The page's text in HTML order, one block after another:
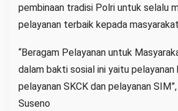
pembinaan tradisi Polri untuk selalu
pelayanan terbaik kepada
“Beragam Pelayanan untuk
dalam bakti sosial ini yaitu pelayanan
pelayanan SKCK dan pelayanan
Suseno